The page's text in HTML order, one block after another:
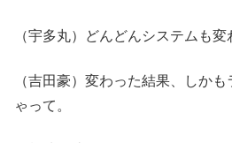
（宇多丸）どんどんシステムも変
（吉田豪）変わった結果、しか
ゃって。